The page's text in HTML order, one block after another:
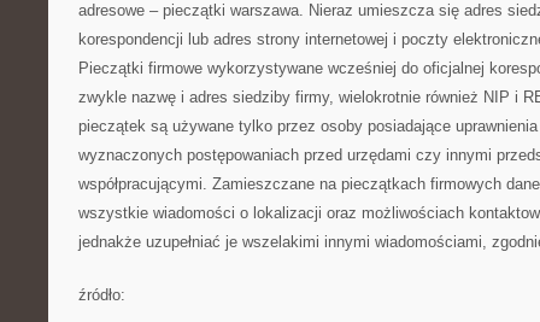
adresowe – pieczątki warszawa. Nieraz umieszcza się adres
korespondencji lub adres strony internetowej i poczty
Pieczątki firmowe wykorzystywane wcześniej do oficjalnej
zwykle nazwę i adres siedziby firmy, wielokrotnie również NIP i
pieczątek są używane tylko przez osoby posiadające
wyznaczonych postępowaniach przed urzędami czy innymi
współpracującymi. Zamieszczane na pieczątkach firmowych
wszystkie wiadomości o lokalizacji oraz możliwościach
jednakże uzupełniać je wszelakimi innymi wiadomościami,
źródło: